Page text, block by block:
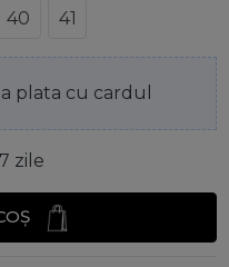
40 41
plata cu cardul
zile